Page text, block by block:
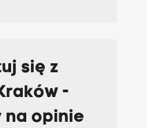
się z
-
na opinie